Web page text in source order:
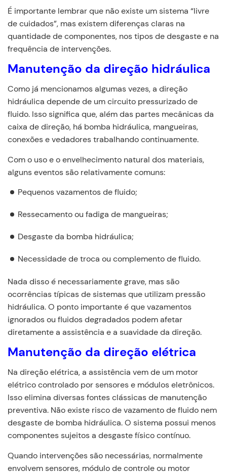
É importante lembrar que não existe um sistema “livre
de cuidados”, mas existem diferenças claras na
quantidade de componentes, nos tipos de desgaste e na
frequência de intervenções.
Manutenção da direção hidráulica
Como já mencionamos algumas vezes, a direção
hidráulica depende de um circuito pressurizado de
fluido. Isso significa que, além das partes mecânicas da
caixa de direção, há bomba hidráulica, mangueiras,
conexões e vedadores trabalhando continuamente.
Com o uso e o envelhecimento natural dos materiais,
alguns eventos são relativamente comuns:
Pequenos vazamentos de fluido;
Ressecamento ou fadiga de mangueiras;
Desgaste da bomba hidráulica;
Necessidade de troca ou complemento de fluido.
Nada disso é necessariamente grave, mas são
ocorrências típicas de sistemas que utilizam pressão
hidráulica. O ponto importante é que vazamentos
ignorados ou fluidos degradados podem afetar
diretamente a assistência e a suavidade da direção.
Manutenção da direção elétrica
Na direção elétrica, a assistência vem de um motor
elétrico controlado por sensores e módulos eletrônicos.
Isso elimina diversas fontes clássicas de manutenção
preventiva. Não existe risco de vazamento de fluido nem
desgaste de bomba hidráulica. O sistema possui menos
componentes sujeitos a desgaste físico contínuo.
Quando intervenções são necessárias, normalmente
envolvem sensores, módulo de controle ou motor